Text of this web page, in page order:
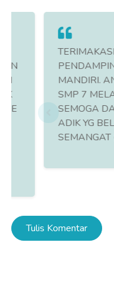
TERIMAKASIH
PENDAMPING)
MANDIRI. ANAK
SMP 7 MELALUI
SEMOGA DAPAT
ADIK YG
SEMANGAT(Hafid
Tulis Komentar